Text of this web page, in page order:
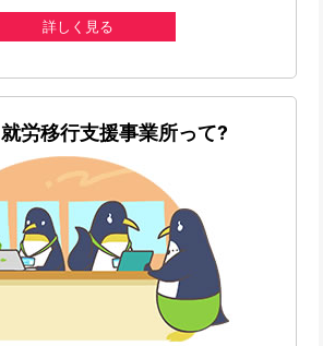
詳しく見る
就労移行支援事業所って?